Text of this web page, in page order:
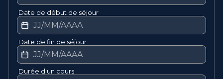
Date de début de séjour
Date de fin de séjour
Durée d'un cours